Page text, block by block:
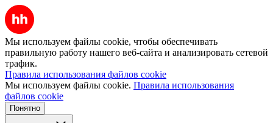
Мы используем файлы cookie, чтобы обеспечивать
правильную работу нашего веб-сайта и анализировать сетевой
трафик.
Правила использования файлов cookie
Мы используем файлы cookie. Правила использования
файлов cookie
Понятно